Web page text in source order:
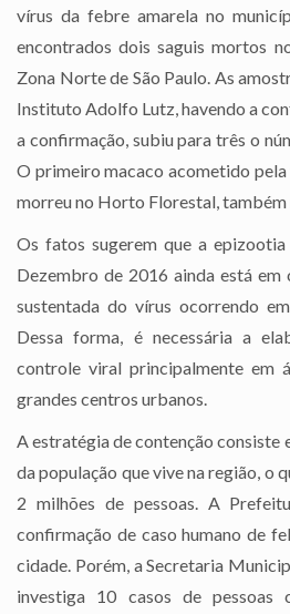
vírus da febre amarela no
encontrados dois saguis mortos
Zona Norte de São Paulo. As
Instituto Adolfo Lutz, havendo a
a confirmação, subiu para três o
O primeiro macaco acometido
morreu no Horto Florestal, também
Os fatos sugerem que a
Dezembro de 2016 ainda está em
sustentada do vírus ocorrendo
Dessa forma, é necessária a
controle viral principalmente em
grandes centros urbanos.
A estratégia de contenção consiste
da população que vive na região, o
2 milhões de pessoas. A
confirmação de caso humano de
cidade. Porém, a Secretaria
investiga 10 casos de pessoas